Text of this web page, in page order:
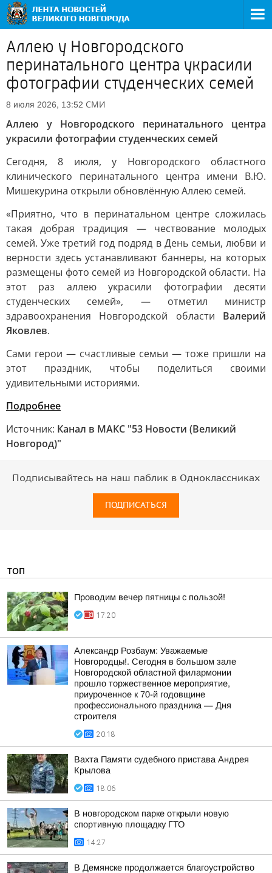
Аллею у Новгородского
перинатального центра украсили
фотографии студенческих семей
8 июля 2026, 13:52 СМИ
Аллею у Новгородского перинатального центра
украсили фотографии студенческих семей
Сегодня, 8 июля, у Новгородского областного
клинического перинатального центра имени В.Ю.
Мишекурина открыли обновлённую Аллею семей.
«Приятно, что в перинатальном центре сложилась
такая добрая традиция — чествование молодых
семей. Уже третий год подряд в День семьи, любви и
верности здесь устанавливают баннеры, на которых
размещены фото семей из Новгородской области. На
этот раз аллею украсили фотографии десяти
студенческих семей», — отметил министр
здравоохранения Новгородской области Валерий
Яковлев.
Сами герои — счастливые семьи — тоже пришли на
этот праздник, чтобы поделиться своими
удивительными историями.
Подробнее
Источник: Канал в МАКС "53 Новости (Великий
Новгород)"
Подписывайтесь на наш паблик в Одноклассниках
ПОДПИСАТЬСЯ
ТОП
Проводим вечер пятницы с пользой!
17:20
Александр Розбаум: Уважаемые
Новгородцы!. Сегодня в большом зале
Новгородской областной филармонии
прошло торжественное мероприятие,
приуроченное к 70-й годовщине
профессионального праздника — Дня
строителя
20:18
Вахта Памяти судебного пристава Андрея
Крылова
18:06
В новгородском парке открыли новую
спортивную площадку ГТО
14:27
В Демянске продолжается благоустройство